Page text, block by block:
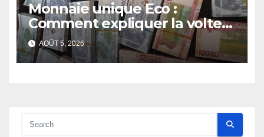
Monnaie unique Eco :
Comment expliquer la volte-
face de la Guinée
AOÛT 5, 2026